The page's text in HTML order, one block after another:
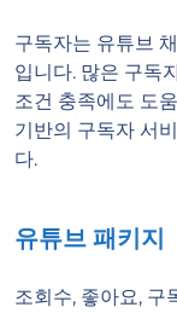
구독자는 유튜브
입니다. 많은 구독
조건 충족에도 도
기반의 구독자 서
다.
유튜브 패키지
조회수, 좋아요, 구